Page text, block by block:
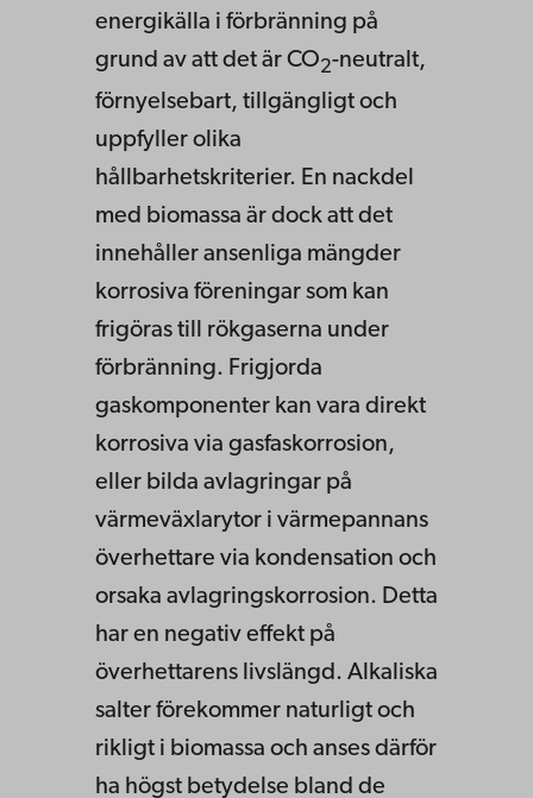
energikälla i förbränning på
grund av att det är CO2-neutralt,
förnyelsebart, tillgängligt och
uppfyller olika
hållbarhetskriterier. En nackdel
med biomassa är dock att det
innehåller ansenliga mängder
korrosiva föreningar som kan
frigöras till rökgaserna under
förbränning. Frigjorda
gaskomponenter kan vara direkt
korrosiva via gasfaskorrosion,
eller bilda avlagringar på
värmeväxlarytor i värmepannans
överhettare via kondensation och
orsaka avlagringskorrosion. Detta
har en negativ effekt på
överhettarens livslängd. Alkaliska
salter förekommer naturligt och
rikligt i biomassa och anses därför
ha högst betydelse bland de